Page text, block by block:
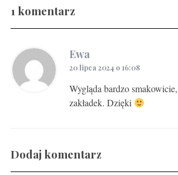
Gravlax w ginie
1 komentarz
Ewa
20 lipca 2024 o 16:08
Wygląda bardzo
zakładek. Dzięki
Dodaj komentarz